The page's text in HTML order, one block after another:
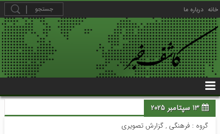
خانه درباره ما
13 سپتامبر 2025
گروه : فرهنگی ,گزارش تصویری